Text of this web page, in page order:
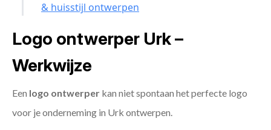
& huisstijl ontwerpen
Logo ontwerper Urk –
Werkwijze
Een logo ontwerper kan niet spontaan het perfecte logo
voor je onderneming in Urk ontwerpen.